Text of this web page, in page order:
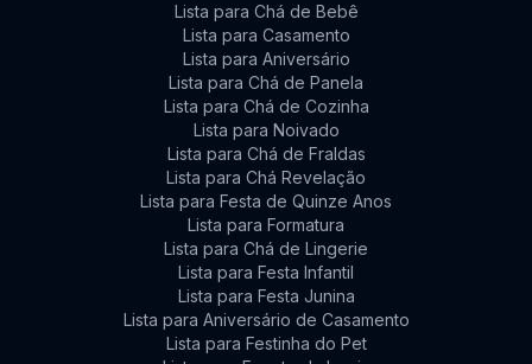
Lista para Chá de Bebê
Lista para Casamento
Lista para Aniversário
Lista para Chá de Panela
Lista para Chá de Cozinha
Lista para Noivado
Lista para Chá de Fraldas
Lista para Chá Revelação
Lista para Festa de Quinze Anos
Lista para Formatura
Lista para Chá de Lingerie
Lista para Festa Infantil
Lista para Festa Junina
Lista para Aniversário de Casamento
Lista para Festinha do Pet